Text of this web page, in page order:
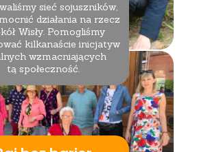
sieć sojuszników,
działania na rzecz
Wisły. Pomogliśmy
kilkanaście inicjatyw
wzmacniających
tą społeczność.